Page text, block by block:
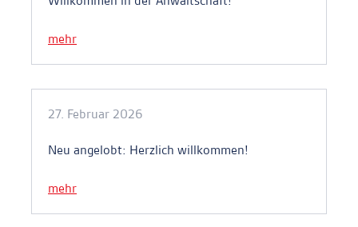
mehr
27. Februar 2026
Neu angelobt: Herzlich willkommen!
mehr